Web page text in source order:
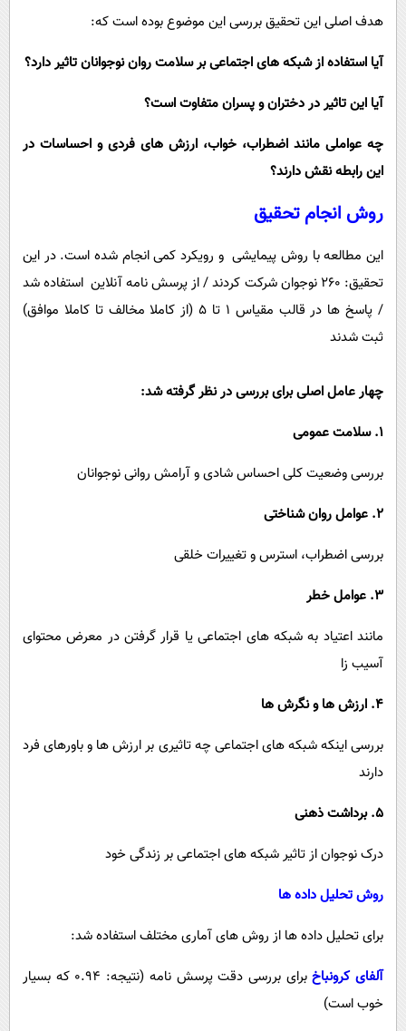
هدف اصلی این تحقیق بررسی این موضوع بوده است که:
آیا استفاده از شبکه ‌های اجتماعی بر سلامت روان نوجوانان تاثیر دارد؟
آیا این تاثیر در دختران و پسران متفاوت است؟
چه عواملی مانند اضطراب، خواب، ارزش ‌های فردی و احساسات در
این رابطه نقش دارند؟
روش انجام تحقیق
این مطالعه با روش پیمایشی و رویکرد کمی انجام شده است. در این
تحقیق: 260 نوجوان شرکت کردند / از پرسش‌ نامه آنلاین استفاده شد
/ پاسخ ‌ها در قالب مقیاس 1 تا 5 (از کاملا مخالف تا کاملا موافق)
ثبت شدند
چهار عامل اصلی برای بررسی در نظر گرفته شد:
1. سلامت عمومی
بررسی وضعیت کلی احساس شادی و آرامش روانی نوجوانان
2. عوامل روان‌ شناختی
بررسی اضطراب، استرس و تغییرات خلقی
3. عوامل خطر
مانند اعتیاد به شبکه‌ های اجتماعی یا قرار گرفتن در معرض محتوای
آسیب ‌زا
4. ارزش‌ ها و نگرش ‌ها
بررسی اینکه شبکه ‌های اجتماعی چه تاثیری بر ارزش ‌ها و باورهای فرد
دارند
5. برداشت ذهنی
درک نوجوان از تاثیر شبکه‌ های اجتماعی بر زندگی خود
روش تحلیل داده ها
برای تحلیل داده ‌ها از روش ‌های آماری مختلف استفاده شد:
آلفای کرونباخ
برای بررسی دقت پرسش ‌نامه (نتیجه: 0.94 که بسیار
خوب است)